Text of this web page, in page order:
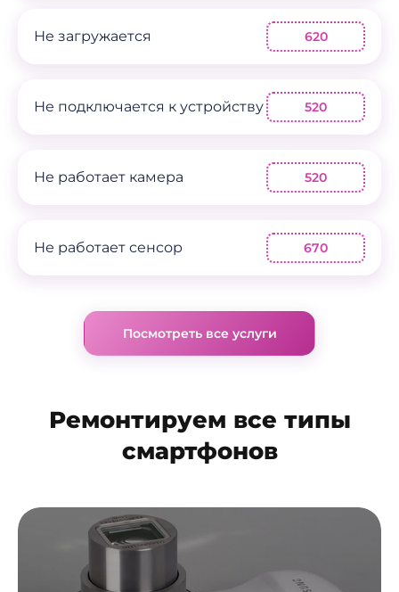
Не загружается 620
Не подключается к устройству 520
Не работает камера 520
Не работает сенсор 670
Посмотреть все услуги
Ремонтируем все типы
смартфонов